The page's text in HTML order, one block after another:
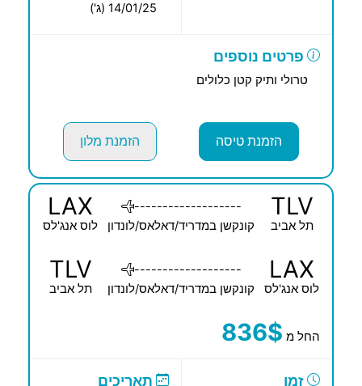
14/01/25 (ג')
פרטים נוספים
טרולי ותיק קטן כלולים
הזמנת טיסה הזמנת מלון
TLV
תל אביב
-------------------
קונקשן במדריד/דאלאס/לונדון
LAX
לוס אנג'לס
LAX
לוס אנג'לס
-------------------
קונקשן במדריד/דאלאס/לונדון
TLV
תל אביב
החל מ 836$
זמן תאריכים